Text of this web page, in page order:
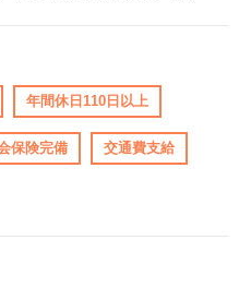
年間休日110日以上
保険完備 交通費支給